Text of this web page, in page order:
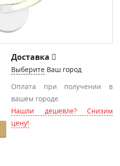
Доставка
Выберите Ваш город
Оплата при получении в
вашем городе.
Нашли дешевле? Снизим
цену!